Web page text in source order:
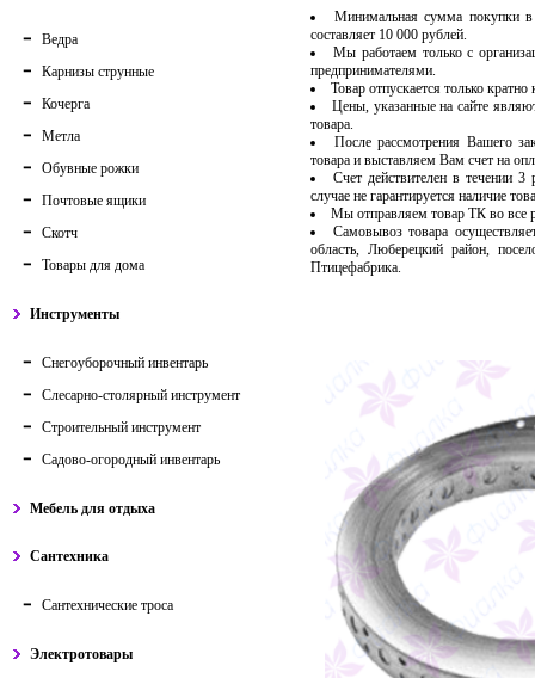
Ведра
Карнизы струнные
Кочерга
Метла
Обувные рожки
Почтовые ящики
Скотч
Товары для дома
Инструменты
Снегоуборочный инвентарь
Слесарно-столярный инструмент
Строительный инструмент
Садово-огородный инвентарь
Мебель для отдыха
Сантехника
Сантехнические троса
Электротовары
Минимальная сумма покупки в
составляет 10 000 рублей.
Мы работаем только с
предпринимателями.
Товар отпускается только
Цены, указанные на сайте
товара.
После рассмотрения Вашего
товара и выставляем Вам счет на
Счет действителен в течении
случае не гарантируется наличие
Мы отправляем товар ТК во
Самовывоз товара
область, Люберецкий район,
Птицефабрика.